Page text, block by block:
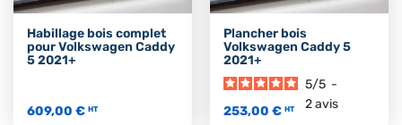
Habillage bois complet
pour Volkswagen Caddy
5 2021+
609,00 € HT
Plancher bois
Volkswagen Caddy 5
2021+
5/5 -
2avis
253,00 € HT